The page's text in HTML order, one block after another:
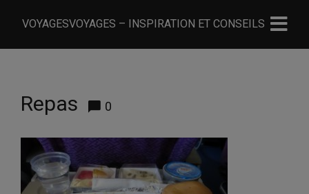
VOYAGESVOYAGES – INSPIRATION ET CONSEILS
Repas 0